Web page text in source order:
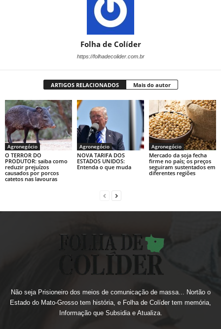
Folha de Colíder
https://folhadecolider.com.br
ARTIGOS RELACIONADOS Mais do autor
Agronegócio
O TERROR DO
PRODUTOR: saiba como
reduzir prejuízos
causados por porcos
catetos nas lavouras
Agronegócio
NOVA TARIFA DOS
ESTADOS UNIDOS:
Entenda o que muda
Agronegócio
Mercado da soja fecha
firme no país; os preços
seguiram sustentados em
diferentes regiões
Não seja Prisioneiro dos meios de comunicação de massa... Nortão o
Estado do Mato-Grosso tem história, e Folha de Colíder tem memória,
Informação que Subsidia e Atualiza.